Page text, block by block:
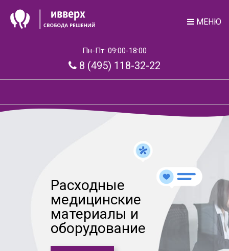
МЕНЮ
Пн-Пт: 09:00-18:00
8 (495) 118-32-22
Расходные
медицинские
материалы и
оборудование